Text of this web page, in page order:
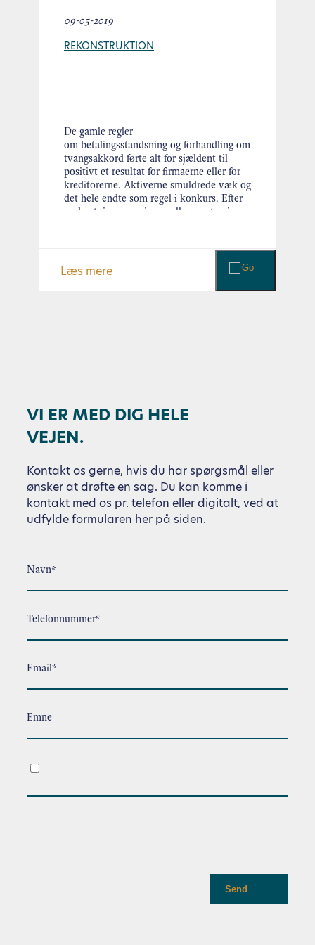
09-05-2019
REKONSTRUKTION
De gamle regler
om betalingsstandsning og forhandling om
tvangsakkord førte alt for sjældent til
positivt et resultat for firmaerne eller for
kreditorerne. Aktiverne smuldrede væk og
det hele endte som regel i konkurs. Efter
omkostninger var ingen eller næsten ingen
Læs mere
VI ER MED DIG HELE
VEJEN.
Kontakt os gerne, hvis du har spørgsmål eller
ønsker at drøfte en sag. Du kan komme i
kontakt med os pr. telefon eller digitalt, ved at
udfylde formularen her på siden.
Navn*
Telefonnummer*
Email*
Emne
Send